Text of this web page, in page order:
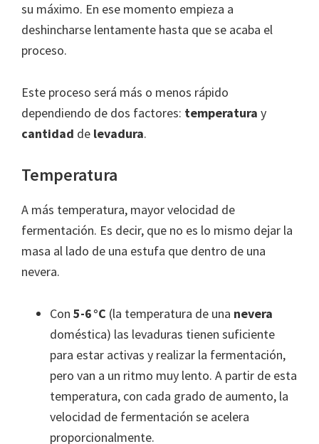
su máximo. En ese momento empieza a
deshincharse lentamente hasta que se acaba el
proceso.
Este proceso será más o menos rápido
dependiendo de dos factores: temperatura y
cantidad de levadura.
Temperatura
A más temperatura, mayor velocidad de
fermentación. Es decir, que no es lo mismo dejar la
masa al lado de una estufa que dentro de una
nevera.
Con 5-6 °C (la temperatura de una nevera
doméstica) las levaduras tienen suficiente
para estar activas y realizar la fermentación,
pero van a un ritmo muy lento. A partir de esta
temperatura, con cada grado de aumento, la
velocidad de fermentación se acelera
proporcionalmente.